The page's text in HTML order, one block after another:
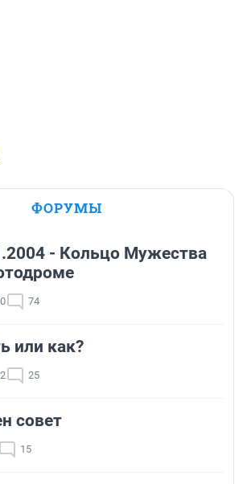
ФОРУМЫ
- Кольцо Мужества
74
или как?
25
совет
15